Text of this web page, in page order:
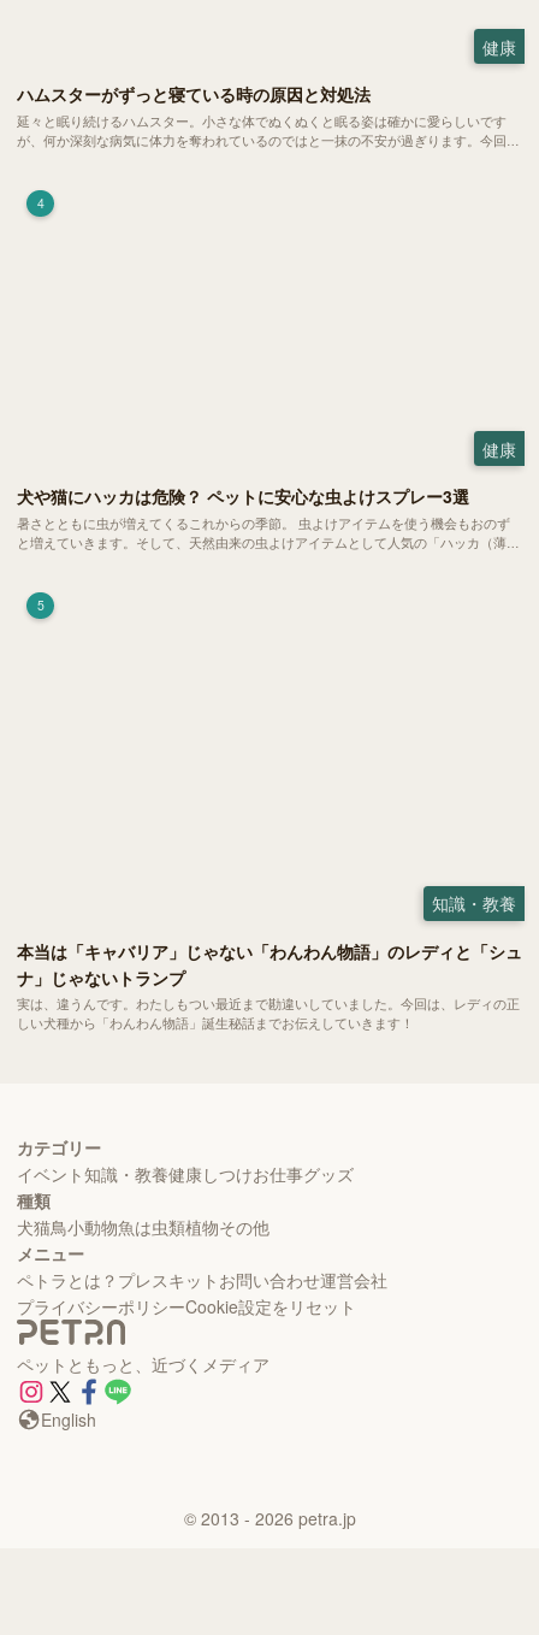
健康
ハムスターがずっと寝ている時の原因と対処法
延々と眠り続けるハムスター。小さな体でぬくぬくと眠る姿は確かに愛らしいです
が、何か深刻な病気に体力を奪われているのではと一抹の不安が過ぎります。今回
4
健康
犬や猫にハッカは危険？ ペットに安心な虫よけスプレー3選
暑さとともに虫が増えてくるこれからの季節。 虫よけアイテムを使う機会もおのず
と増えていきます。そして、天然由来の虫よけアイテムとして人気の「ハッカ（薄
5
知識・教養
本当は「キャバリア」じゃない「わんわん物語」のレディと「シュ
ナ」じゃないトランプ
実は、違うんです。わたしもつい最近まで勘違いしていました。今回は、レディの正
しい犬種から「わんわん物語」誕生秘話までお伝えしていきます！
カテゴリー
イベント知識・教養健康しつけお仕事グッズ
種類
犬猫鳥小動物魚は虫類植物その他
メニュー
ペトラとは？ プレスキット お問い合わせ運営会社
プライバシーポリシーCookie設定をリセット
ペットともっと、近づくメディア
English
© 2013 - 2026 petra.jp